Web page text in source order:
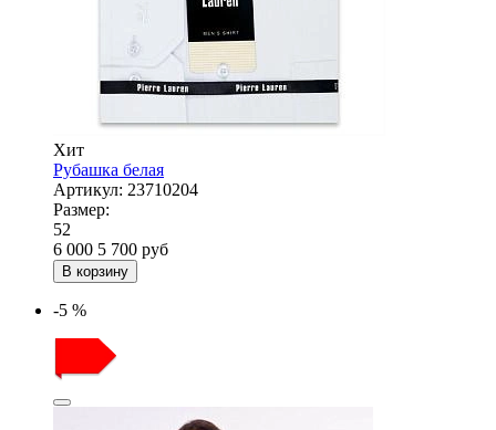
Хит
Рубашка белая
Артикул: 23710204
Размер:
52
6 000 5 700 руб
В корзину
-5 %